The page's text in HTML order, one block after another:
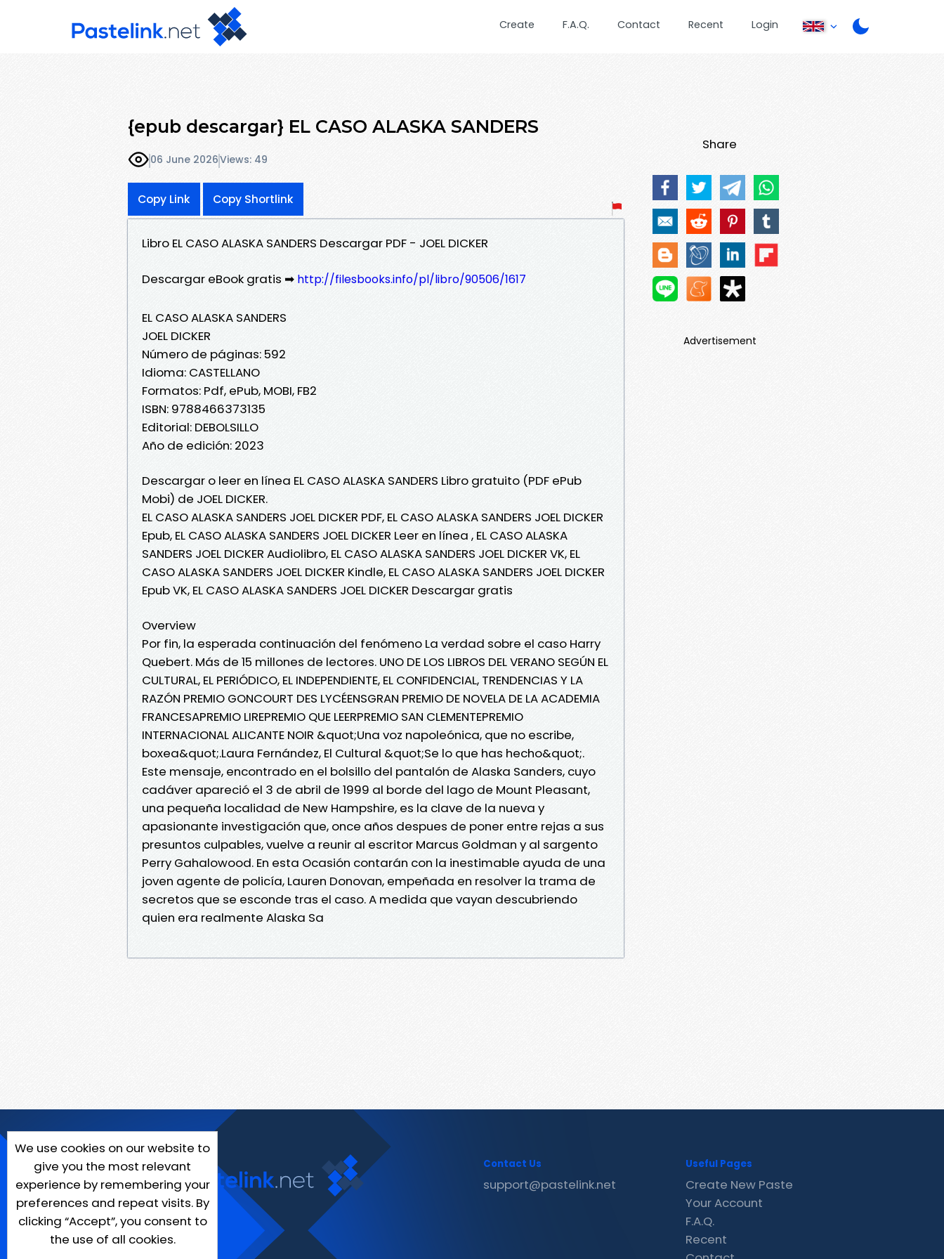
Create F.A.Q. Contact Recent Login
{epub descargar} EL CASO ALASKA SANDERS
06 June 2026Views: 49
Copy Link Copy Shortlink
Libro EL CASO ALASKA SANDERS Descargar PDF - JOEL DICKER
Descargar eBook gratis ➡ http://filesbooks.info/pl/libro/90506/1617
EL CASO ALASKA SANDERS
JOEL DICKER
Número de páginas: 592
Idioma: CASTELLANO
Formatos: Pdf, ePub, MOBI, FB2
ISBN: 9788466373135
Editorial: DEBOLSILLO
Año de edición: 2023
Descargar o leer en línea EL CASO ALASKA SANDERS Libro gratuito (PDF ePub
Mobi) de JOEL DICKER.
EL CASO ALASKA SANDERS JOEL DICKER PDF, EL CASO ALASKA SANDERS JOEL DICKER
Epub, EL CASO ALASKA SANDERS JOEL DICKER Leer en línea , EL CASO ALASKA
SANDERS JOEL DICKER Audiolibro, EL CASO ALASKA SANDERS JOEL DICKER VK, EL
CASO ALASKA SANDERS JOEL DICKER Kindle, EL CASO ALASKA SANDERS JOEL DICKER
Epub VK, EL CASO ALASKA SANDERS JOEL DICKER Descargar gratis
Overview
Por fin, la esperada continuación del fenómeno La verdad sobre el caso Harry
Quebert. Más de 15 millones de lectores. UNO DE LOS LIBROS DEL VERANO SEGÚN EL
CULTURAL, EL PERIÓDICO, EL INDEPENDIENTE, EL CONFIDENCIAL, TRENDENCIAS Y LA
RAZÓN PREMIO GONCOURT DES LYCÉENSGRAN PREMIO DE NOVELA DE LA ACADEMIA
FRANCESAPREMIO LIREPREMIO QUE LEERPREMIO SAN CLEMENTEPREMIO
INTERNACIONAL ALICANTE NOIR &quot;Una voz napoleónica, que no escribe,
boxea&quot;.Laura Fernández, El Cultural &quot;Se lo que has hecho&quot;.
Este mensaje, encontrado en el bolsillo del pantalón de Alaska Sanders, cuyo
cadáver apareció el 3 de abril de 1999 al borde del lago de Mount Pleasant,
una pequeña localidad de New Hampshire, es la clave de la nueva y
apasionante investigación que, once años despues de poner entre rejas a sus
presuntos culpables, vuelve a reunir al escritor Marcus Goldman y al sargento
Perry Gahalowood. En esta Ocasión contarán con la inestimable ayuda de una
joven agente de policía, Lauren Donovan, empeñada en resolver la trama de
secretos que se esconde tras el caso. A medida que vayan descubriendo
quien era realmente Alaska Sa
Share
Advertisement
We use cookies on our website to
give you the most relevant
experience by remembering your
preferences and repeat visits. By
clicking “Accept”, you consent to
the use of all cookies.
Contact Us
support@pastelink.net
Useful Pages
Create New Paste
Your Account
F.A.Q.
Recent